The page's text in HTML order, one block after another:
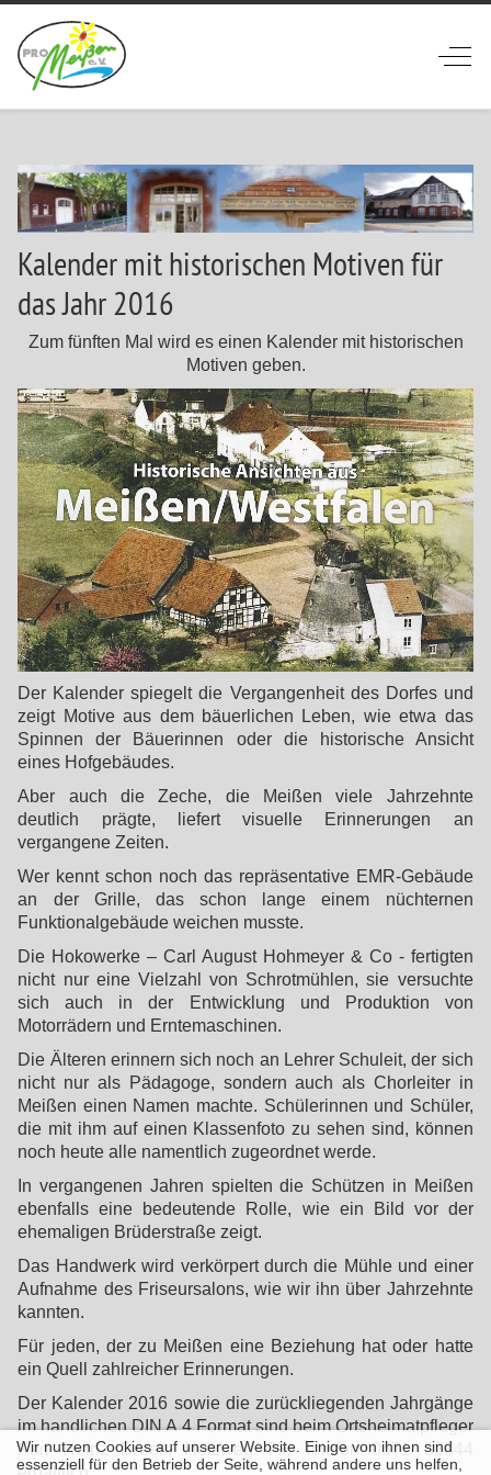
Off-
Kalender mit historischen Motiven für
das Jahr 2016
Zum fünften Mal wird es einen Kalender mit historischen
Motiven geben.
Der Kalender spiegelt die Vergangenheit des Dorfes und
zeigt Motive aus dem bäuerlichen Leben, wie etwa das
Spinnen der Bäuerinnen oder die historische Ansicht
eines Hofgebäudes.
Aber auch die Zeche, die Meißen viele Jahrzehnte
deutlich prägte, liefert visuelle Erinnerungen an
vergangene Zeiten.
Wer kennt schon noch das repräsentative EMR-Gebäude
an der Grille, das schon lange einem nüchternen
Funktionalgebäude weichen musste.
Die Hokowerke – Carl August Hohmeyer & Co - fertigten
nicht nur eine Vielzahl von Schrotmühlen, sie versuchte
sich auch in der Entwicklung und Produktion von
Motorrädern und Erntemaschinen.
Die Älteren erinnern sich noch an Lehrer Schuleit, der sich
nicht nur als Pädagoge, sondern auch als Chorleiter in
Meißen einen Namen machte. Schülerinnen und Schüler,
die mit ihm auf einen Klassenfoto zu sehen sind, können
noch heute alle namentlich zugeordnet werde.
In vergangenen Jahren spielten die Schützen in Meißen
ebenfalls eine bedeutende Rolle, wie ein Bild vor der
ehemaligen Brüderstraße zeigt.
Das Handwerk wird verkörpert durch die Mühle und einer
Aufnahme des Friseursalons, wie wir ihn über Jahrzehnte
kannten.
Für jeden, der zu Meißen eine Beziehung hat oder hatte
ein Quell zahlreicher Erinnerungen.
Der Kalender 2016 sowie die zurückliegenden Jahrgänge
im handlichen DIN A 4 Format sind beim Ortsheimatpfleger
Karl Heinz Drees, Holzweg 79, Telefon 0571 32844
Wir nutzen Cookies auf unserer Website. Einige von ihnen sind
essenziell für den Betrieb der Seite, während andere uns helfen,